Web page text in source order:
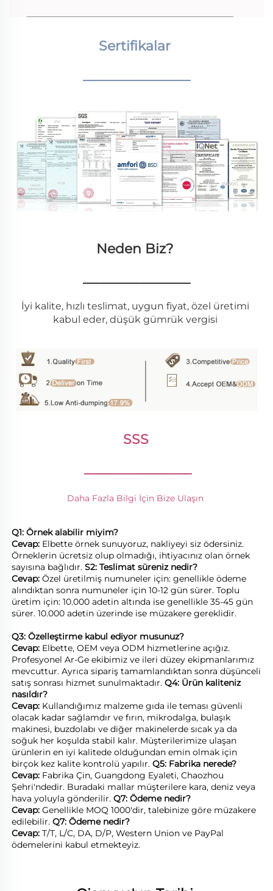
Sertifikalar
________________
Neden Biz?
________________
İyi kalite, hızlı teslimat, uygun fiyat, özel üretimi
kabul eder, düşük gümrük vergisi
SSS
________________
Daha Fazla Bilgi İçin Bize Ulaşın
Q1: Örnek alabilir miyim?
Cevap: Elbette örnek sunuyoruz, nakliyeyi siz ödersiniz.
Örneklerin ücretsiz olup olmadığı, ihtiyacınız olan örnek
sayısına bağlıdır. S2: Teslimat süreniz nedir?
Cevap: Özel üretilmiş numuneler için: genellikle ödeme
alındıktan sonra numuneler için 10-12 gün sürer. Toplu
üretim için: 10.000 adetin altında ise genellikle 35-45 gün
sürer. 10.000 adetin üzerinde ise müzakere gereklidir.
Q3: Özelleştirme kabul ediyor musunuz?
Cevap: Elbette, OEM veya ODM hizmetlerine açığız.
Profesyonel Ar-Ge ekibimiz ve ileri düzey ekipmanlarımız
mevcuttur. Ayrıca sipariş tamamlandıktan sonra düşünceli
satış sonrası hizmet sunulmaktadır. Q4: Ürün kaliteniz
nasıldır?
Cevap: Kullandığımız malzeme gıda ile teması güvenli
olacak kadar sağlamdır ve fırın, mikrodalga, bulaşık
makinesi, buzdolabı ve diğer makinelerde sıcak ya da
soğuk her koşulda stabil kalır. Müşterilerimize ulaşan
ürünlerin en iyi kalitede olduğundan emin olmak için
birçok kez kalite kontrolü yapılır. Q5: Fabrika nerede?
Cevap: Fabrika Çin, Guangdong Eyaleti, Chaozhou
Şehri'ndedir. Buradaki mallar müşterilere kara, deniz veya
hava yoluyla gönderilir. Q7: Ödeme nedir?
Cevap: Genellikle MOQ 1000'dir, talebinize göre müzakere
edilebilir. Q7: Ödeme nedir?
Cevap: T/T, L/C, DA, D/P, Western Union ve PayPal
ödemelerini kabul etmekteyiz.